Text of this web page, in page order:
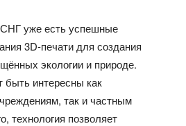
уже есть успешные
3D-печати для создания
экологии и природе.
быть интересны как
так и частным
технология позволяет